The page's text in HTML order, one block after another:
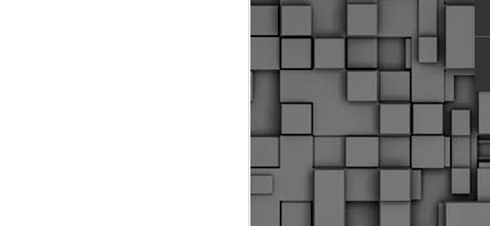
καθήκοντα.
ο Δήμος παρέλαβε τρία
οποία θα χρησιμοποιούνται για
μετακινήσεις των